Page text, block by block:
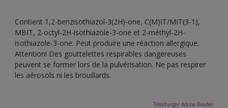
Contient 1,2-benzisothiazol-3(2H)-one, C(M)IT/MIT(3-1),
MBIT, 2-octyl-2H-isothiazole-3-one et 2-méthyl-2H-
isothiazole-3-one. Peut produire une réaction allergique.
Attention! Des gouttelettes respirables dangereuses
peuvent se former lors de la pulvérisation. Ne pas respirer
les aérosols ni les brouillards.
Télécharger Adobe Reader